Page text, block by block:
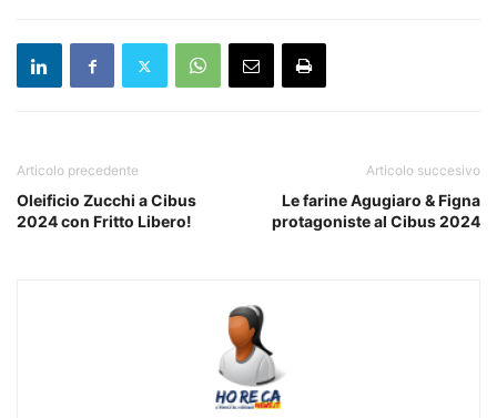
Articolo precedente
Oleificio Zucchi a Cibus
2024 con Fritto Libero!
Articolo succesivo
Le farine Agugiaro & Figna
protagoniste al Cibus 2024